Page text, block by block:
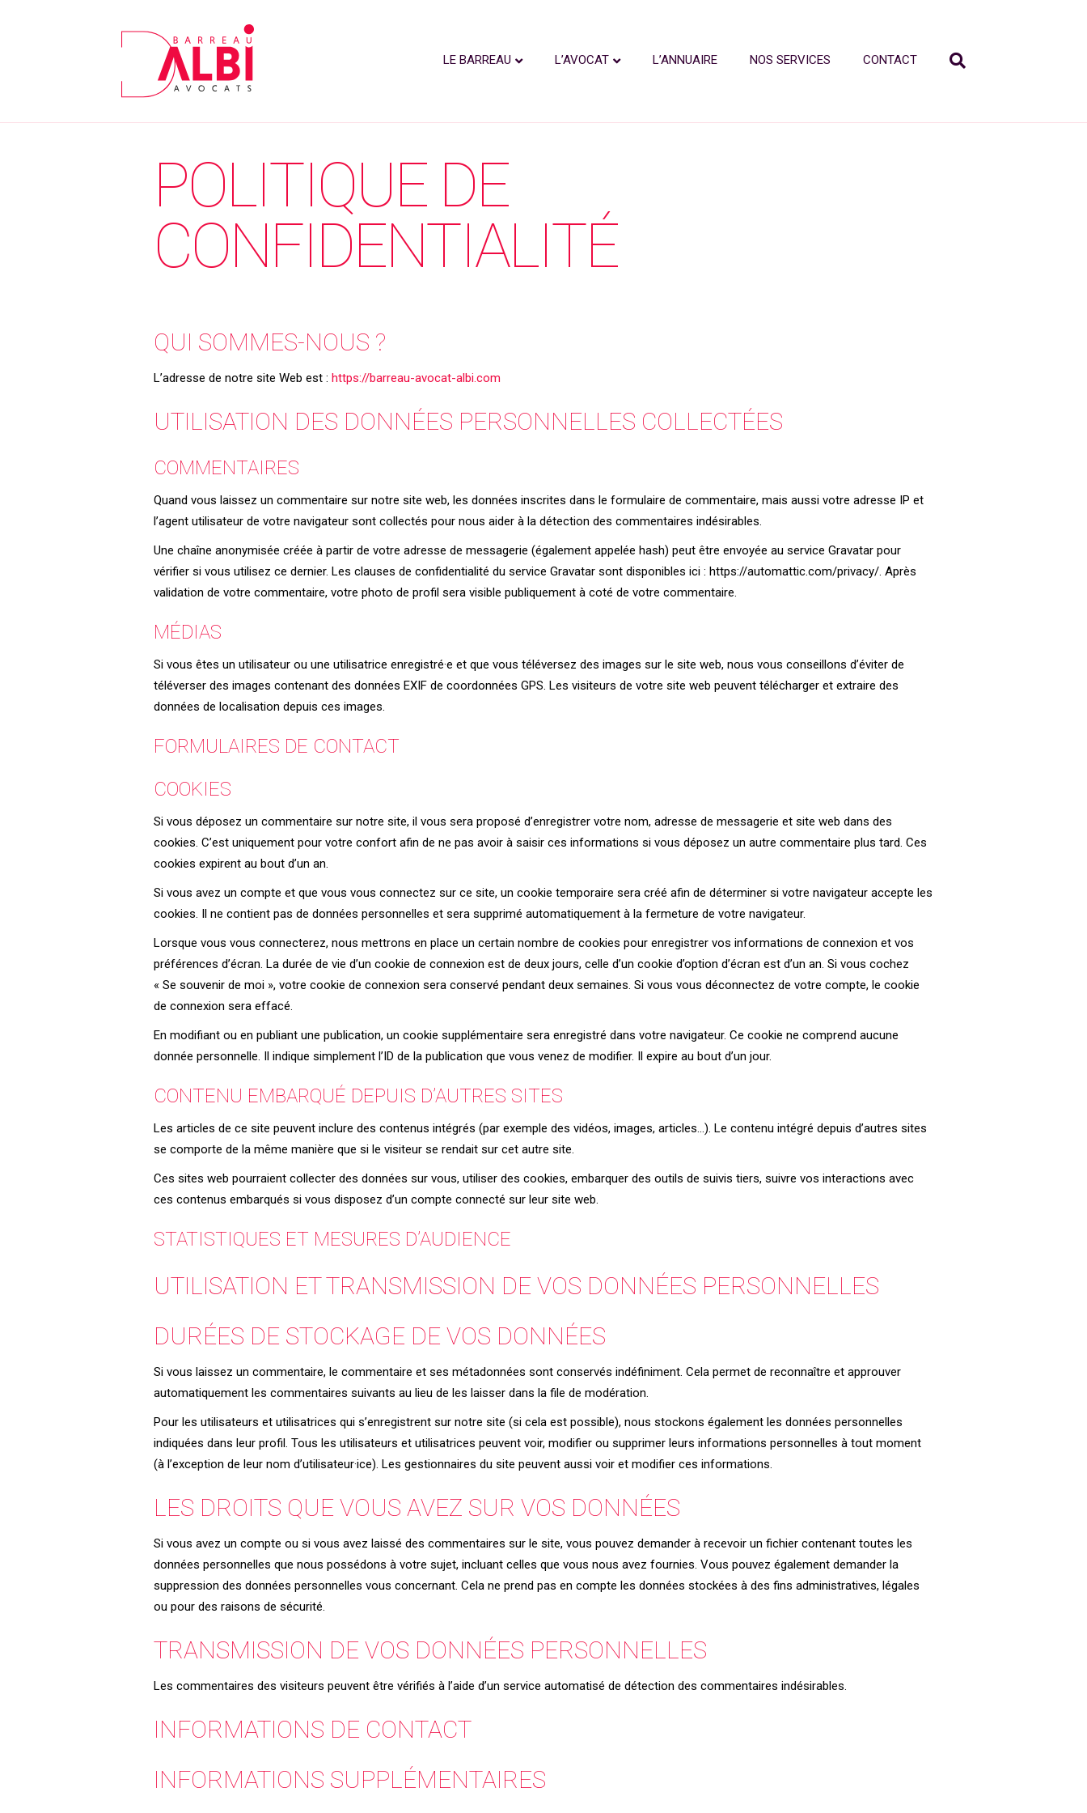
LE BARREAU L’AVOCAT L’ANNUAIRE NOS SERVICES CONTACT
POLITIQUE DE
CONFIDENTIALITÉ
QUI SOMMES-NOUS ?
L’adresse de notre site Web est : https://barreau-avocat-albi.com
UTILISATION DES DONNÉES PERSONNELLES COLLECTÉES
COMMENTAIRES
Quand vous laissez un commentaire sur notre site web, les données inscrites dans le formulaire de commentaire, mais aussi votre adresse IP et
l’agent utilisateur de votre navigateur sont collectés pour nous aider à la détection des commentaires indésirables.
Une chaîne anonymisée créée à partir de votre adresse de messagerie (également appelée hash) peut être envoyée au service Gravatar pour
vérifier si vous utilisez ce dernier. Les clauses de confidentialité du service Gravatar sont disponibles ici : https://automattic.com/privacy/. Après
validation de votre commentaire, votre photo de profil sera visible publiquement à coté de votre commentaire.
MÉDIAS
Si vous êtes un utilisateur ou une utilisatrice enregistré·e et que vous téléversez des images sur le site web, nous vous conseillons d’éviter de
téléverser des images contenant des données EXIF de coordonnées GPS. Les visiteurs de votre site web peuvent télécharger et extraire des
données de localisation depuis ces images.
FORMULAIRES DE CONTACT
COOKIES
Si vous déposez un commentaire sur notre site, il vous sera proposé d’enregistrer votre nom, adresse de messagerie et site web dans des
cookies. C’est uniquement pour votre confort afin de ne pas avoir à saisir ces informations si vous déposez un autre commentaire plus tard. Ces
cookies expirent au bout d’un an.
Si vous avez un compte et que vous vous connectez sur ce site, un cookie temporaire sera créé afin de déterminer si votre navigateur accepte les
cookies. Il ne contient pas de données personnelles et sera supprimé automatiquement à la fermeture de votre navigateur.
Lorsque vous vous connecterez, nous mettrons en place un certain nombre de cookies pour enregistrer vos informations de connexion et vos
préférences d’écran. La durée de vie d’un cookie de connexion est de deux jours, celle d’un cookie d’option d’écran est d’un an. Si vous cochez
« Se souvenir de moi », votre cookie de connexion sera conservé pendant deux semaines. Si vous vous déconnectez de votre compte, le cookie
de connexion sera effacé.
En modifiant ou en publiant une publication, un cookie supplémentaire sera enregistré dans votre navigateur. Ce cookie ne comprend aucune
donnée personnelle. Il indique simplement l’ID de la publication que vous venez de modifier. Il expire au bout d’un jour.
CONTENU EMBARQUÉ DEPUIS D’AUTRES SITES
Les articles de ce site peuvent inclure des contenus intégrés (par exemple des vidéos, images, articles…). Le contenu intégré depuis d’autres sites
se comporte de la même manière que si le visiteur se rendait sur cet autre site.
Ces sites web pourraient collecter des données sur vous, utiliser des cookies, embarquer des outils de suivis tiers, suivre vos interactions avec
ces contenus embarqués si vous disposez d’un compte connecté sur leur site web.
STATISTIQUES ET MESURES D’AUDIENCE
UTILISATION ET TRANSMISSION DE VOS DONNÉES PERSONNELLES
DURÉES DE STOCKAGE DE VOS DONNÉES
Si vous laissez un commentaire, le commentaire et ses métadonnées sont conservés indéfiniment. Cela permet de reconnaître et approuver
automatiquement les commentaires suivants au lieu de les laisser dans la file de modération.
Pour les utilisateurs et utilisatrices qui s’enregistrent sur notre site (si cela est possible), nous stockons également les données personnelles
indiquées dans leur profil. Tous les utilisateurs et utilisatrices peuvent voir, modifier ou supprimer leurs informations personnelles à tout moment
(à l’exception de leur nom d’utilisateur·ice). Les gestionnaires du site peuvent aussi voir et modifier ces informations.
LES DROITS QUE VOUS AVEZ SUR VOS DONNÉES
Si vous avez un compte ou si vous avez laissé des commentaires sur le site, vous pouvez demander à recevoir un fichier contenant toutes les
données personnelles que nous possédons à votre sujet, incluant celles que vous nous avez fournies. Vous pouvez également demander la
suppression des données personnelles vous concernant. Cela ne prend pas en compte les données stockées à des fins administratives, légales
ou pour des raisons de sécurité.
TRANSMISSION DE VOS DONNÉES PERSONNELLES
Les commentaires des visiteurs peuvent être vérifiés à l’aide d’un service automatisé de détection des commentaires indésirables.
INFORMATIONS DE CONTACT
INFORMATIONS SUPPLÉMENTAIRES